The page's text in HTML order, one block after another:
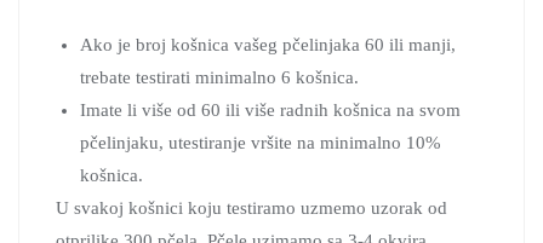
Ako je broj košnica vašeg pčelinjaka 60 ili manji,
trebate testirati minimalno 6 košnica.
Imate li više od 60 ili više radnih košnica na svom
pčelinjaku, utestiranje vršite na minimalno 10%
košnica.
U svakoj košnici koju testiramo uzmemo uzorak od